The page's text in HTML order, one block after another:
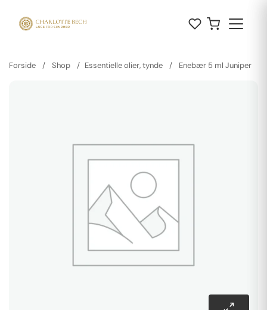
Forside / Shop / Essentielle olier, tynde / Enebær 5 ml Juniper